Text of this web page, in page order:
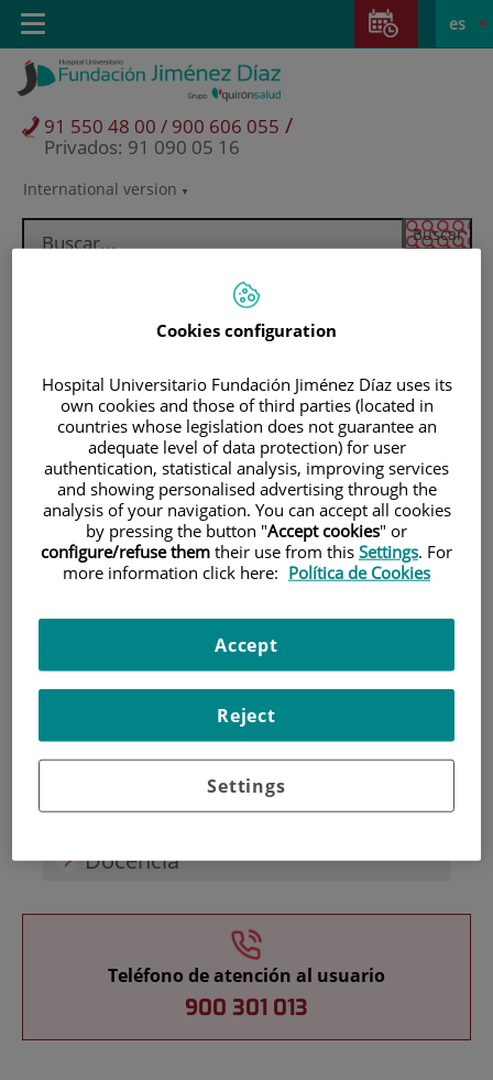
Saltar al contenido
Saltar
contenido
Selector
idioma
activo
es
International version
91 550 48 00 / 900 606 055 /
Privados: 91 090 05 16
Toggle
navigation
Pacientes y visitantes
Investigación
Docencia
Teléfono de atención al usuario
900 301 013
Cookies configuration
Hospital Universitario Fundación Jiménez Díaz uses its
own cookies and those of third parties (located in
countries whose legislation does not guarantee an
adequate level of data protection) for user
authentication, statistical analysis, improving services
and showing personalised advertising through the
analysis of your navigation. You can accept all cookies
by pressing the button "Accept cookies" or
configure/refuse them their use from this Settings. For
more information click here: Política de Cookies
Settings
Reject
Accept